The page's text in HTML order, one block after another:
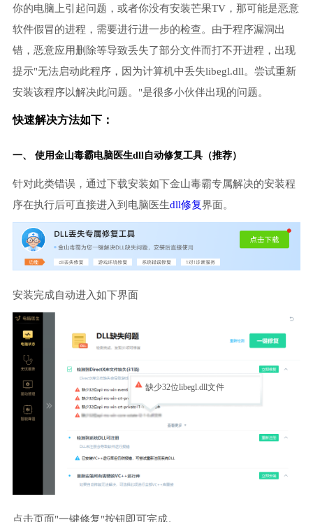
你的电脑上引起问题，或者你没有安装芒果TV，那可能是恶意
软件假冒的进程，需要进行进一步的检查。由于程序漏洞出
错，恶意应用删除等导致丢失了部分文件而打不开进程，出现
提示"无法启动此程序，因为计算机中丢失libegl.dll。尝试重新
安装该程序以解决此问题。"是很多小伙伴出现的问题。
快速解决方法如下：
一、 使用金山毒霸电脑医生dll自动修复工具（推荐）
针对此类错误，通过下载安装如下金山毒霸专属解决的安装程
序在执行后可直接进入到电脑医生dll修复界面。
安装完成自动进入如下界面
缺少32位libegl.dll文件
点击页面"一键修复"按钮即可完成。